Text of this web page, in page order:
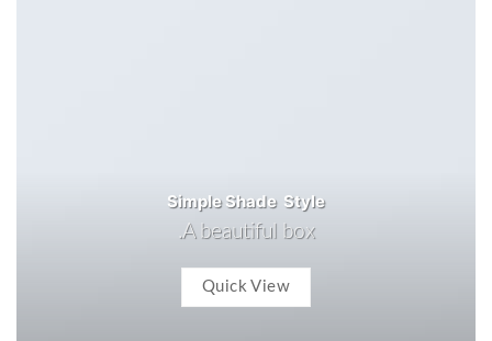
Simple Shade Style
A beautiful box.
Quick View